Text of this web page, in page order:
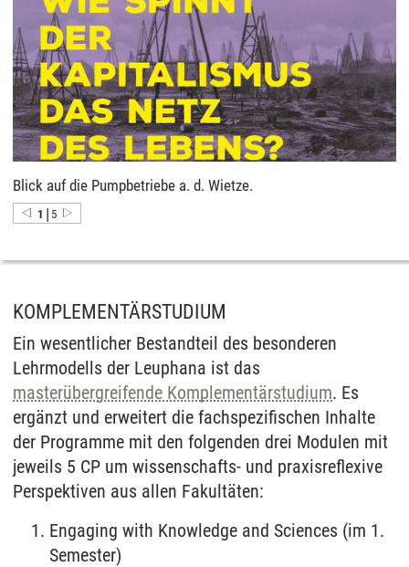
Blick auf die Pumpbetriebe a. d. Wietze.
1 | 5
KOMPLEMENTÄRSTUDIUM
Ein wesentlicher Bestandteil des besonderen
Lehrmodells der Leuphana ist das
masterübergreifende Komplementärstudium. Es
ergänzt und erweitert die fachspezifischen Inhalte
der Programme mit den folgenden drei Modulen mit
jeweils 5 CP um wissenschafts- und praxisreflexive
Perspektiven aus allen Fakultäten:
Engaging with Knowledge and Sciences (im 1.
Semester)